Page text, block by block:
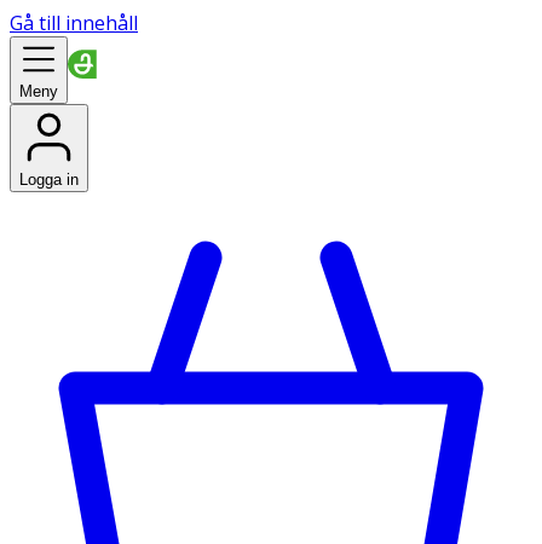
Gå till innehåll
Meny
Logga in